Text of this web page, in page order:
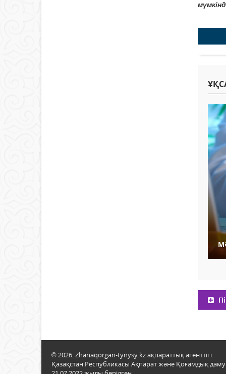
© 2026. Zhanaqorgan-tynysy.kz ақпараттық агенттігі.
Қазақстан Республикасы Ақпарат және Қоғамдық даму